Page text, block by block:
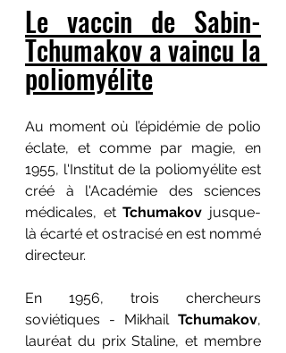
Le vaccin de Sabin-
Tchumakov a vaincu la
poliomyélite
Au moment où l’épidémie de polio
éclate, et comme par magie, en
1955, l'Institut de la poliomyélite est
créé à l'Académie des sciences
médicales, et Tchumakov jusque-
là écarté et ostracisé en est nommé
directeur.
En 1956, trois chercheurs
soviétiques - Mikhail Tchumakov,
lauréat du prix Staline, et membre